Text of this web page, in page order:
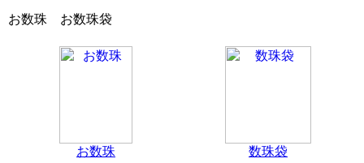
お数珠 お数珠袋
お数珠 数珠袋